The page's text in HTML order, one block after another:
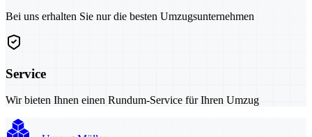
Bei uns erhalten Sie nur die besten Umzugsunternehmen
Service
Wir bieten Ihnen einen Rundum-Service für Ihren Umzug